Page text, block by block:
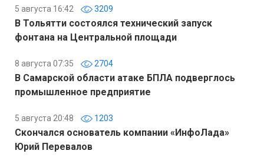
5 августа 16:42 3209
В Тольятти состоялся технический запуск
фонтана на Центральной площади
8 августа 07:35 2704
В Самарской области атаке БПЛА подверглось
промышленное предприятие
5 августа 20:48 1203
Скончался основатель компании «ИнфоЛада»
Юрий Перевалов